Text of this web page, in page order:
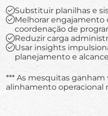
Substituir planilhas e
Melhorar engajamento
coordenação de
Reduzir carga
Usar insights
planejamento e alcance
*** As mesquitas
alinhamento operacional